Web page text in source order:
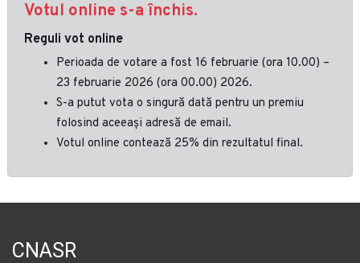
Votul online s-a închis.
Reguli vot online
Perioada de votare a fost 16 februarie (ora 10.00) –
23 februarie 2026 (ora 00.00) 2026.
S-a putut vota o singură dată pentru un premiu
folosind aceeași adresă de email.
Votul online contează 25% din rezultatul final.
CNASR